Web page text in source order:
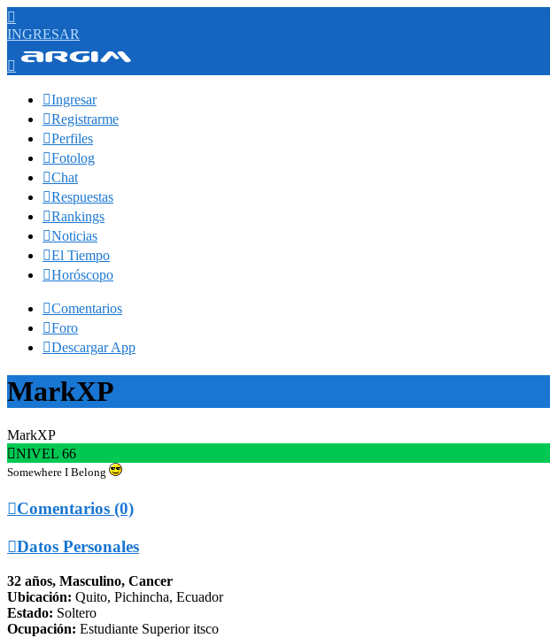

INGRESAR

Ingresar
Registrarme
Perfiles
Fotolog
Chat
Respuestas
Rankings
Noticias
El Tiempo
Horóscopo
Comentarios
Foro
Descargar App
MarkXP
MarkXP
NIVEL 66
Somewhere I Belong
Comentarios (0)
Datos Personales
32 años, Masculino, Cancer
Ubicación: Quito, Pichincha, Ecuador
Estado: Soltero
Ocupación: Estudiante Superior itsco